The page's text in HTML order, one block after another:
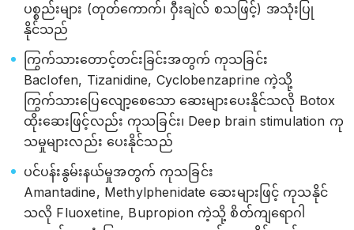
ပစ္စည်းများ (တုတ်ကောက်၊ ဝှီးချဲလ် စသဖြင့်) အသုံးပြု
နိုင်သည်
ကြွက်သားတောင့်တင်းခြင်းအတွက် ‌ကုသခြင်း
Baclofen, Tizanidine, Cyclobenzaprine ကဲ့သို့
ကြွက်သားပြေလျော့စေသော ဆေးများပေးနိုင်သလို Botox
ထိုးဆေးဖြင့်လည်း ကုသခြင်း၊ Deep brain stimulation ကု
သမှုများလည်း ပေးနိုင်သည်
ပင်ပန်းနွမ်းနယ်မှုအတွက် ကုသခြင်း
Amantadine, Methylphenidate ဆေးများဖြင့် ကုသနိုင်
သလို Fluoxetine, Bupropion ကဲ့သို့ စိတ်ကျရောဂါ